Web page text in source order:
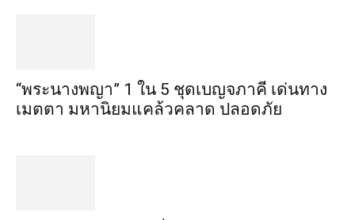
“พระ​นาง​พญา” 1 ใน 5​ ชุดเบญจ​ภาคี​ เด่นทาง
เมตตา​ มหา​นิยม​แคล้วคลาด​ ปลอดภัย​